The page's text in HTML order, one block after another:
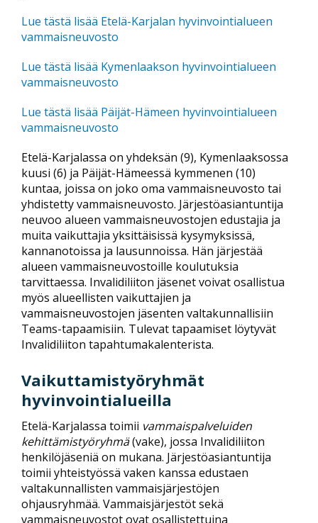
Lue tästä lisää Etelä-Karjalan hyvinvointialueen
vammaisneuvosto
Lue tästä lisää Kymenlaakson hyvinvointialueen
vammaisneuvosto
Lue tästä lisää Päijät-Hämeen hyvinvointialueen
vammaisneuvosto
Etelä-Karjalassa on yhdeksän (9), Kymenlaaksossa
kuusi (6) ja Päijät-Hämeessä kymmenen (10)
kuntaa, joissa on joko oma vammaisneuvosto tai
yhdistetty vammaisneuvosto. Järjestöasiantuntija
neuvoo alueen vammaisneuvostojen edustajia ja
muita vaikuttajia yksittäisissä kysymyksissä,
kannanotoissa ja lausunnoissa. Hän järjestää
alueen vammaisneuvostoille koulutuksia
tarvittaessa. Invalidiliiton jäsenet voivat osallistua
myös alueellisten vaikuttajien ja
vammaisneuvostojen jäsenten valtakunnallisiin
Teams-tapaamisiin. Tulevat tapaamiset löytyvät
Invalidiliiton tapahtumakalenterista.
Vaikuttamistyöryhmät
hyvinvointialueilla
Etelä-Karjalassa toimii vammaispalveluiden
kehittämistyöryhmä(vake), jossa Invalidiliiton
henkilöjäseniä on mukana. Järjestöasiantuntija
toimii yhteistyössä vaken kanssa edustaen
valtakunnallisten vammaisjärjestöjen
ohjausryhmää. Vammaisjärjestöt sekä
vammaisneuvostot ovat osallistettuina